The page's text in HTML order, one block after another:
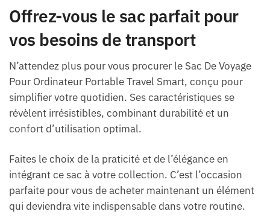
Offrez-vous le sac parfait pour
vos besoins de transport
N’attendez plus pour vous procurer le Sac De Voyage
Pour Ordinateur Portable Travel Smart, conçu pour
simplifier votre quotidien. Ses caractéristiques se
révèlent irrésistibles, combinant durabilité et un
confort d’utilisation optimal.
Faites le choix de la praticité et de l’élégance en
intégrant ce sac à votre collection. C’est l’occasion
parfaite pour vous de acheter maintenant un élément
qui deviendra vite indispensable dans votre routine.